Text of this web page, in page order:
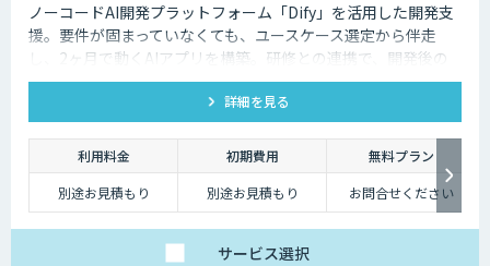
ノーコードAI開発プラットフォーム「Dify」を活用した開発支
援。要件が固まっていなくても、ユースケース選定から伴走
し、2ヶ月で動くAIアプリを構築。研修との連携で、開発後の
内製化・自走までサポートします。
詳細を見る
利用料金 初期費用
無料プラン
別途お見積もり
別途お見積もり お問合せください
サービス選択